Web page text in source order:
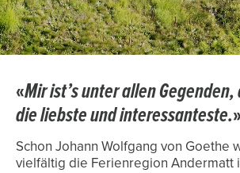
«Mir ist’s unter allen
die liebste und interessanteste.»
Schon Johann Wolfgang von Goethe
vielfältig die Ferienregion Andermatt